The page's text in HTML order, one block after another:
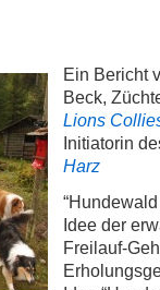
Ein Bericht
Beck,
Lions
Initiatorin
Harz
Idee der
Freilauf-